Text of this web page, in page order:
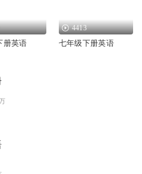
册英语
4413
七年级下册英语